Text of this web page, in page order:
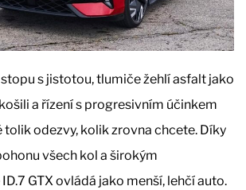
s jistotou, tlumiče žehlí asfalt jako
a řízení s progresivním účinkem
tolik odezvy, kolik zrovna chcete. Díky
všech kol a širokým
GTX ovládá jako menší, lehčí auto.